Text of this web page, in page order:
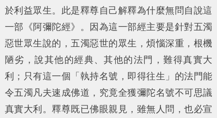
於利益眾生。此是釋尊自己解釋為什麼無問自說這
一部《阿彌陀經》。因為這一部經主要是針對五濁
惡世眾生說的，五濁惡世的眾生，煩惱深重，根機
陋劣，說其他的經典、其他的法門，難得真實大
利；只有這一個「執持名號，即得往生」的法門能
令五濁凡夫速成佛道，究竟全獲彌陀名號不可思議
真實大利。釋尊既已佛眼親見，雖無人問，也必宣